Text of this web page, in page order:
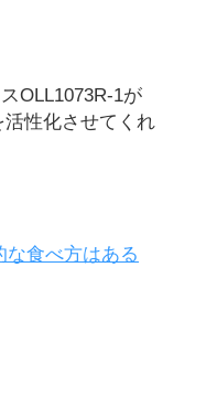
OLL1073R-1が
性化させてくれ
な食べ方はある